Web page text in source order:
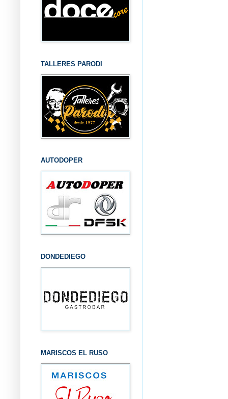
TALLERES PARODI
AUTODOPER
DONDEDIEGO
MARISCOS EL RUSO